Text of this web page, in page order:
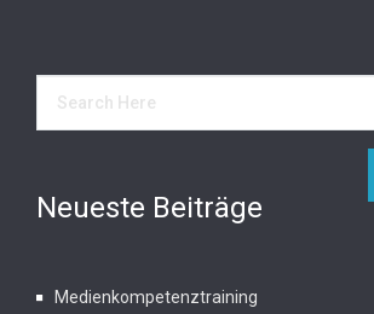
Neueste Beiträge
Medienkompetenztraining